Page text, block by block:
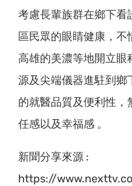
考慮長輩族群在鄉下看
區民眾的眼睛健康，不
高雄的美濃等地開立眼
源及尖端儀器進駐到鄉
的就醫品質及便利性
任感以及幸福感 。
新聞分享來源 :
https://